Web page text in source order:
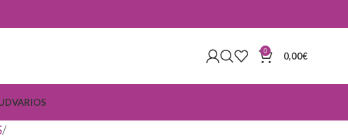
0 0,00€
VARIOS